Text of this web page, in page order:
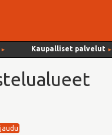
► Kaupalliset palvelut ►